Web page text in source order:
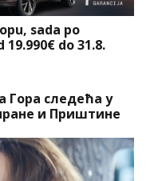
sada po
do 31.8.
Гора следећа у
и Приштине